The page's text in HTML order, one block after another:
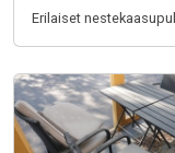
Erilaiset